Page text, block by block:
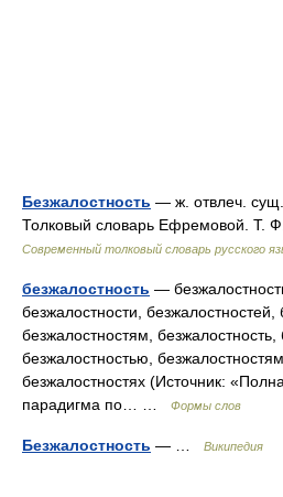
Безжалостность — ж. отвлеч.
Толковый словарь Ефремовой. Т.
Современный толковый словарь русского
безжалостность —
безжалостности, безжалостностей,
безжалостностям, безжалостность,
безжалостностью,
безжалостностях (Источник:
парадигма по… …
Формы слов
Безжалостность — … Википедия